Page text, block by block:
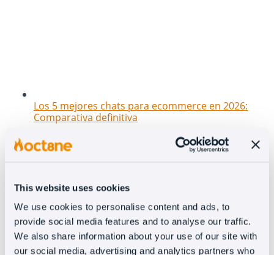
This website uses cookies
We use cookies to personalise content and ads, to
provide social media features and to analyse our traffic.
We also share information about your use of our site with
our social media, advertising and analytics partners who
Los 5 mejores chats para ecommerce en 2026:
Comparativa definitiva